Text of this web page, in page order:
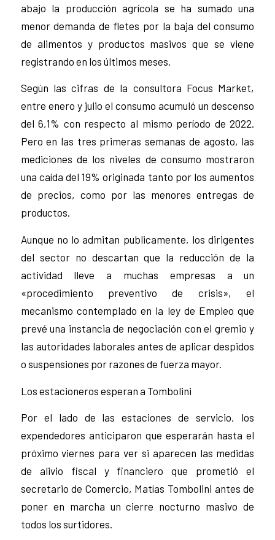
abajo la producción agrícola se ha sumado una
menor demanda de fletes por la baja del consumo
de alimentos y productos masivos que se viene
registrando en los últimos meses.
Según las cifras de la consultora Focus Market,
entre enero y julio el consumo acumuló un descenso
del 6,1% con respecto al mismo período de 2022.
Pero en las tres primeras semanas de agosto, las
mediciones de los niveles de consumo mostraron
una caída del 19% originada tanto por los aumentos
de precios, como por las menores entregas de
productos.
Aunque no lo admitan publicamente, los dirigentes
del sector no descartan que la reducción de la
actividad lleve a muchas empresas a un
«procedimiento preventivo de crisis», el
mecanismo contemplado en la ley de Empleo que
prevé una instancia de negociación con el gremio y
las autoridades laborales antes de aplicar despidos
o suspensiones por razones de fuerza mayor.
Los estacioneros esperan a Tombolini
Por el lado de las estaciones de servicio, los
expendedores anticiparon que esperarán hasta el
próximo viernes para ver si aparecen las medidas
de alivio fiscal y financiero que prometió el
secretario de Comercio, Matías Tombolini antes de
poner en marcha un cierre nocturno masivo de
todos los surtidores.